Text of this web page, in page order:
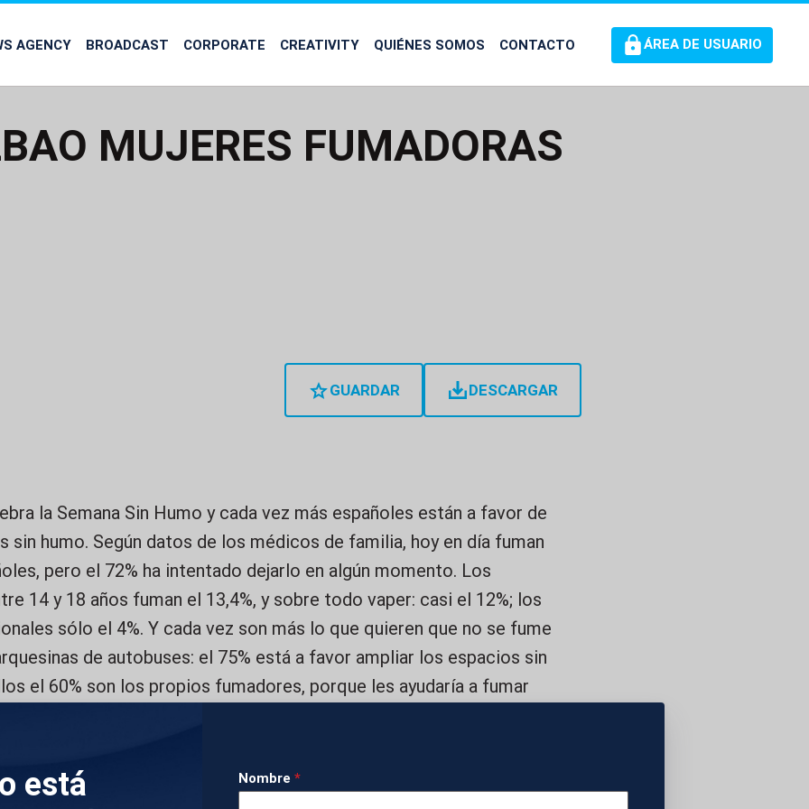
AGENCY BROADCAST CORPORATE CREATIVITY QUIÉNES SOMOS CONTACTO ÁREA DE USUARIO
MUJERES FUMADORAS
GUARDAR DESCARGAR
está
Nombre *
la Semana Sin Humo y cada vez más españoles están a favor de
sin humo. Según datos de los médicos de familia, hoy en día fuman
pero el 72% ha intentado dejarlo en algún momento. Los
14 y 18 años fuman el 13,4%, y sobre todo vaper: casi el 12%; los
sólo el 4%. Y cada vez son más lo que quieren que no se fume
de autobuses: el 75% está a favor ampliar los espacios sin
el 60% son los propios fumadores, porque les ayudaría a fumar